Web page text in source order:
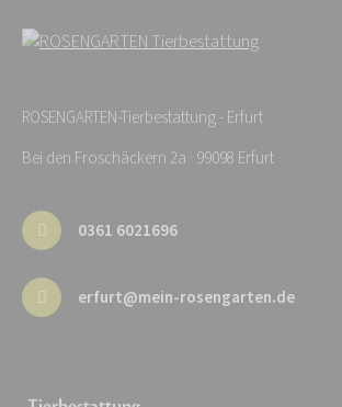
ROSENGARTEN-Tierbestattung - Erfurt
Bei den Froschäckern 2a · 99098 Erfurt
0361 6021696
erfurt@mein-rosengarten.de